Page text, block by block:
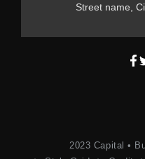
Street name,
2023 Capital •